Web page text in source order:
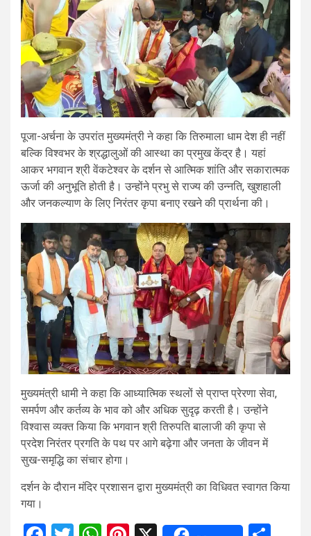
पूजा-अर्चना के उपरांत मुख्यमंत्री ने कहा कि तिरुमाला धाम देश ही नहीं
बल्कि विश्वभर के श्रद्धालुओं की आस्था का प्रमुख केंद्र है। यहां
आकर भगवान श्री वेंकटेश्वर के दर्शन से आत्मिक शांति और सकारात्मक
ऊर्जा की अनुभूति होती है। उन्होंने प्रभु से राज्य की उन्नति, खुशहाली
और जनकल्याण के लिए निरंतर कृपा बनाए रखने की प्रार्थना की।
मुख्यमंत्री धामी ने कहा कि आध्यात्मिक स्थलों से प्राप्त प्रेरणा सेवा,
समर्पण और कर्तव्य के भाव को और अधिक सुदृढ़ करती है। उन्होंने
विश्वास व्यक्त किया कि भगवान श्री तिरुपति बालाजी की कृपा से
प्रदेश निरंतर प्रगति के पथ पर आगे बढ़ेगा और जनता के जीवन में
सुख-समृद्धि का संचार होगा।
दर्शन के दौरान मंदिर प्रशासन द्वारा मुख्यमंत्री का विधिवत स्वागत किया
गया।